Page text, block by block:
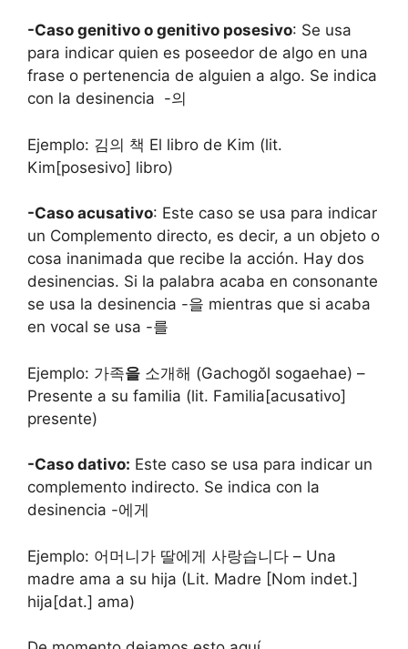
-Caso genitivo o genitivo posesivo: Se usa
para indicar quien es poseedor de algo en una
frase o pertenencia de alguien a algo. Se indica
con la desinencia -의
Ejemplo: 김의 책 El libro de Kim (lit.
Kim[posesivo] libro)
-Caso acusativo: Este caso se usa para indicar
un Complemento directo, es decir, a un objeto o
cosa inanimada que recibe la acción. Hay dos
desinencias. Si la palabra acaba en consonante
se usa la desinencia -을 mientras que si acaba
en vocal se usa -를
Ejemplo: 가족을 소개해 (Gachogŏl sogaehae) –
Presente a su familia (lit. Familia[acusativo]
presente)
-Caso dativo: Este caso se usa para indicar un
complemento indirecto. Se indica con la
desinencia -에게
Ejemplo: 어머니가 딸에게 사랑습니다 – Una
madre ama a su hija (Lit. Madre [Nom indet.]
hija[dat.] ama)